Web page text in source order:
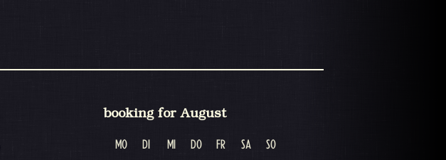
booking for August
MO DI MI DO FR SA SO